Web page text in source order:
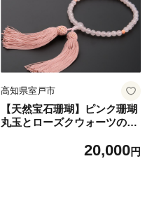
高知県室戸市
【天然宝石珊瑚】ピンク珊瑚
丸玉とローズクウォーツの片
20,000円